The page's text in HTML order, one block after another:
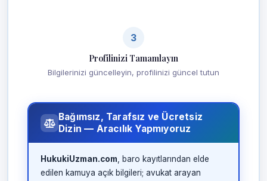
3
Profilinizi Tamamlayın
Bilgilerinizi güncelleyin, profilinizi güncel tutun
Bağımsız, Tarafsız ve Ücretsiz
Dizin — Aracılık Yapmıyoruz
HukukiUzman.com , baro kayıtlarından elde
edilen kamuya açık bilgileri; avukat arayan